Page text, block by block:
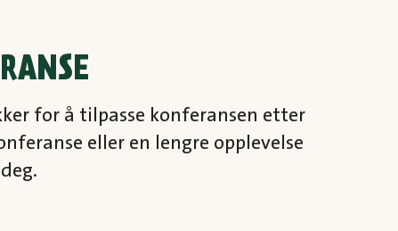
for å tilpasse konferansen etter
eller en lengre opplevelse